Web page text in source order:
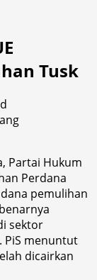
Tusk
Partai Hukum
Perdana
pemulihan
sektor
PiS menuntut
dicairkan